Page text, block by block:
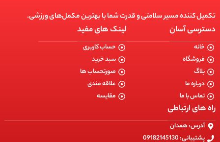
تکمیل کننده مسیر سلامتی و قدرت شما با بهترین مکمل‌های ورزشی.
دسترسی آسان
خانه
فروشگاه
بلاگ
درباره ما
تماس با ما
لینک های مفید
حساب کاربری
سبد خرید
صورتحساب ها
علاقه مندی
مقایسه
راه های ارتباطی
آدرس: همدان
پشتیبانی: 09182145130